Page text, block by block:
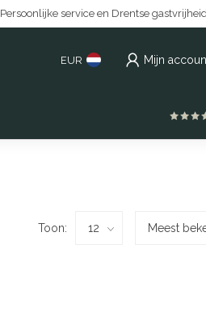
Persoonlijke service en Drentse
EUR Mijn
Toon: